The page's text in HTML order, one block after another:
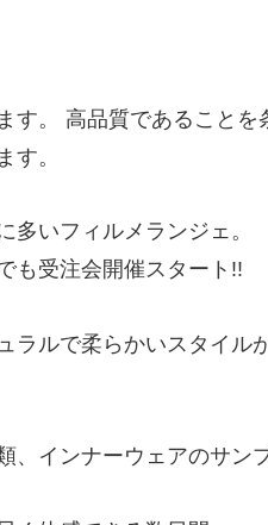
す。 高品質であること
す。
多いフィルメランジェ。
も受注会開催スタート!!
ラルで柔らかいスタイル
、インナーウェアのサン